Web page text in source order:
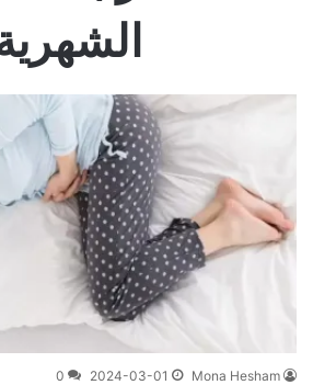
Mona Hesham
2024-03-01
0